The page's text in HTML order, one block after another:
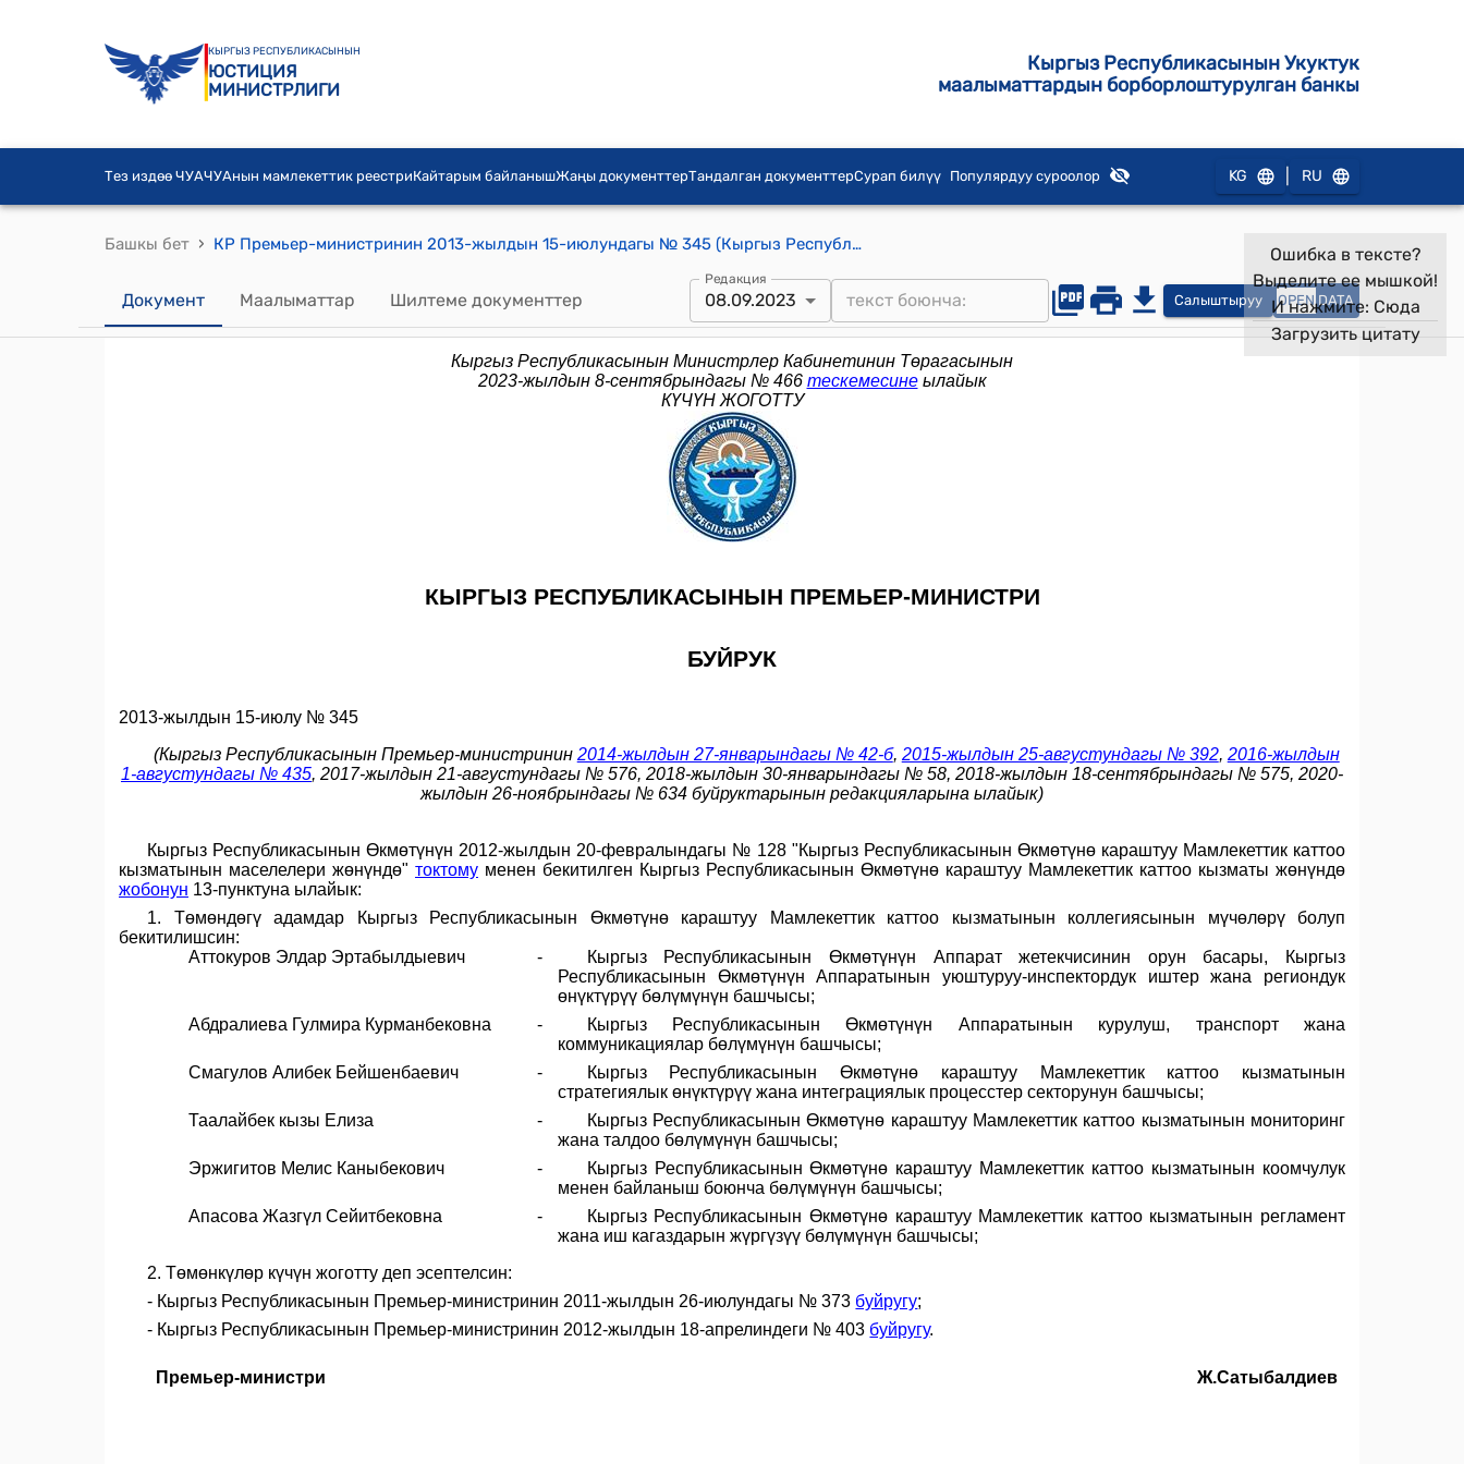
КЫРГЫЗ РЕСПУБЛИКАСЫНЫН
ЮСТИЦИЯ
МИНИСТРЛИГИ
Кыргыз Республикасынын Укуктук
маалыматтардын борборлоштурулган банкы
Тез издөө ЧУАЧУАнын мамлекеттик реестриКайтарым байланышЖаңы документтерТандалган документтерСурап билүү Популярдуу суроолор KG RU
Башкы бет › КР Премьер-министринин 2013-жылдын 15-июлундагы № 345 (Кыргыз Республикасынын Өкмөтүнө караштуу Мамлекеттик каттоо кызматынын коллегиясынын мүчөлөрүн бекитүү тууралуу) буйругу
Документ Маалыматтар Шилтеме документтер
Редакция
08.09.2023 Салыштыруу OPEN DATA
Ошибка в тексте?
Выделите ее мышкой!
И нажмите: Сюда
Загрузить цитату